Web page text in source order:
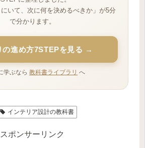
にいて、次に何を決めるべきか」が5分
で分かります。
の進め方7STEPを見る →
学ぶなら 教科書ライブラリ へ
インテリア設計の教科書
スポンサーリンク